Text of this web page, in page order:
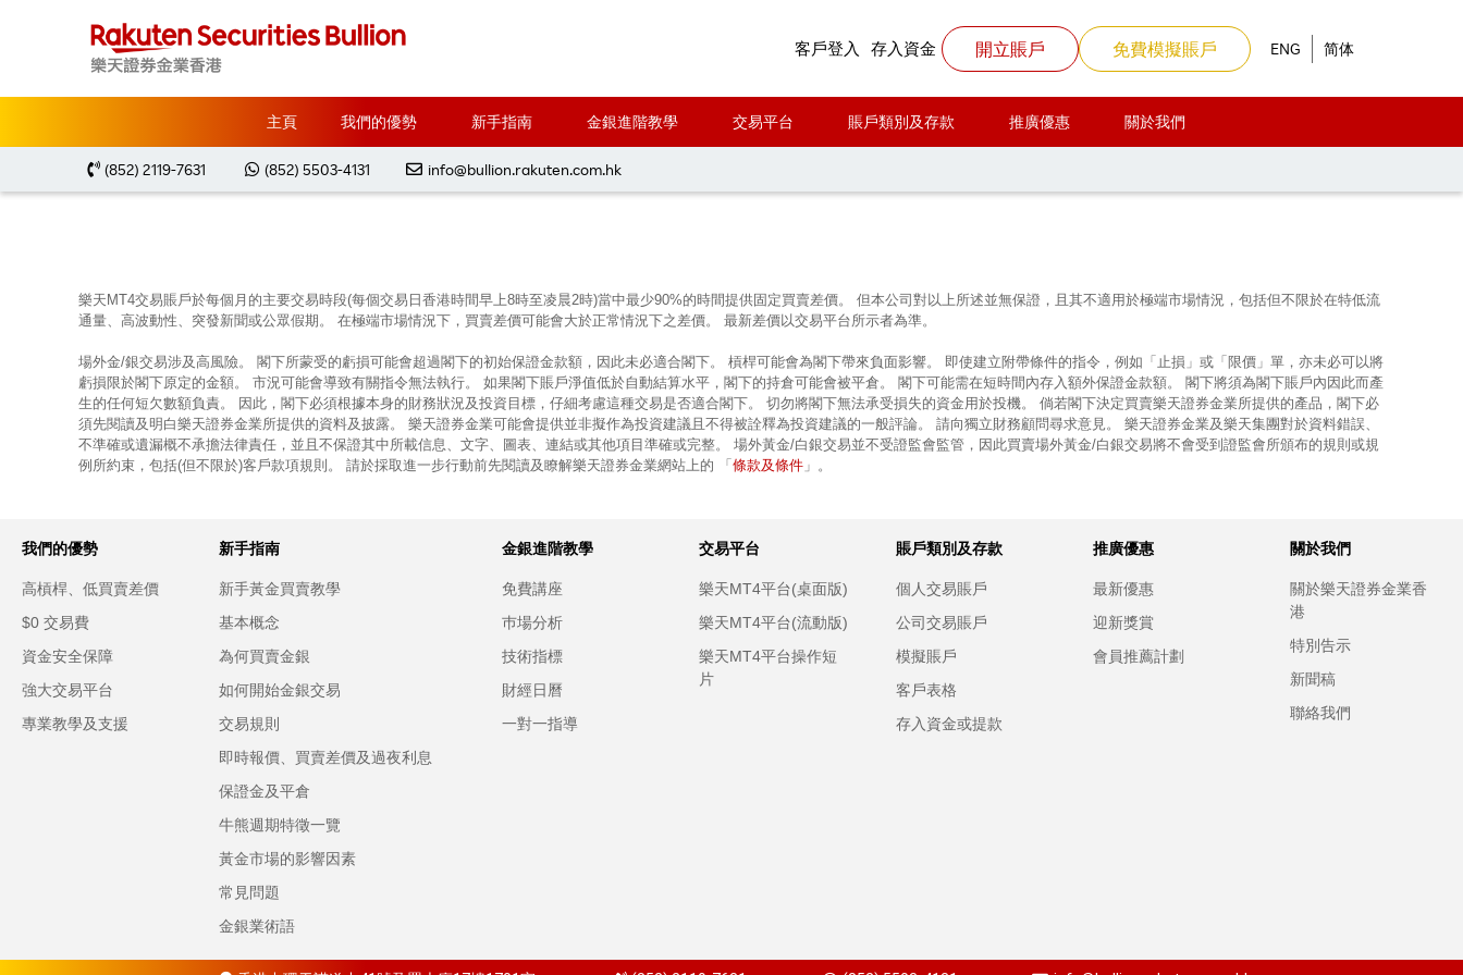
客戶登入 存入資金 開立賬戶 免費模擬賬戶 ENG 简体
主頁 我們的優勢 新手指南 金銀進階教學 交易平台 賬戶類別及存款 推廣優惠 關於我們
(852) 2119-7631 (852) 5503-4131 info@bullion.rakuten.com.hk
主頁 Market Analysis 每周黃金分析 20250127
每周黃金分析 20250127
樂天MT4交易賬戶於每個月的主要交易時段(每個交易日香港時間早上8時至凌晨2時)當中最少90%的時間提供固定買賣差價。 但本公司對以上所述並無保證，且其不適用於極端市場情況，包括但不限於在特低流
通量、高波動性、突發新聞或公眾假期。 在極端市場情況下，買賣差價可能會大於正常情況下之差價。 最新差價以交易平台所示者為準。
場外金/銀交易涉及高風險。 閣下所蒙受的虧損可能會超過閣下的初始保證金款額，因此未必適合閣下。 槓桿可能會為閣下帶來負面影響。 即使建立附帶條件的指令，例如「止損」或「限價」單，亦未必可以將
虧損限於閣下原定的金額。 市況可能會導致有關指令無法執行。 如果閣下賬戶淨值低於自動結算水平，閣下的持倉可能會被平倉。 閣下可能需在短時間內存入額外保證金款額。 閣下將須為閣下賬戶內因此而產
生的任何短欠數額負責。 因此，閣下必須根據本身的財務狀況及投資目標，仔細考慮這種交易是否適合閣下。 切勿將閣下無法承受損失的資金用於投機。 倘若閣下決定買賣樂天證券金業所提供的產品，閣下必
須先閱讀及明白樂天證券金業所提供的資料及披露。 樂天證券金業可能會提供並非擬作為投資建議且不得被詮釋為投資建議的一般評論。 請向獨立財務顧問尋求意見。 樂天證券金業及樂天集團對於資料錯誤、
不準確或遺漏概不承擔法律責任，並且不保證其中所載信息、文字、圖表、連結或其他項目準確或完整。 場外黃金/白銀交易並不受證監會監管，因此買賣場外黃金/白銀交易將不會受到證監會所頒布的規則或規
例所約束，包括(但不限於)客戶款項規則。 請於採取進一步行動前先閱讀及瞭解樂天證券金業網站上的 「 條款及條件 」。
我們的優勢
高槓桿、低買賣差價
$0 交易費
資金安全保障
強大交易平台
專業教學及支援
新手指南
新手黃金買賣教學
基本概念
為何買賣金銀
如何開始金銀交易
交易規則
即時報價、買賣差價及過夜利息
保證金及平倉
牛熊週期特徵一覽
黃金市場的影響因素
常見問題
金銀業術語
金銀進階教學
免費講座
巿場分析
技術指標
財經日曆
一對一指導
交易平台
樂天MT4平台(桌面版)
樂天MT4平台(流動版)
樂天MT4平台操作短
片
賬戶類別及存款
個人交易賬戶
公司交易賬戶
模擬賬戶
客戶表格
存入資金或提款
推廣優惠
最新優惠
迎新獎賞
會員推薦計劃
關於我們
關於樂天證券金業香
港
特別告示
新聞稿
聯絡我們